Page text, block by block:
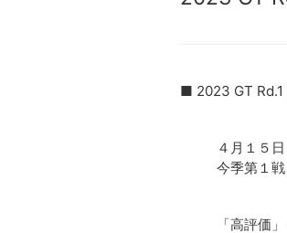
■ 2023 GT Rd.1
４月１５
今季第１
「高評価